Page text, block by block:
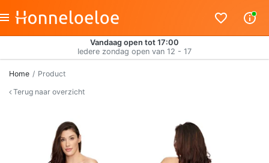
Vandaag open tot 17:00
Iedere zondag open van 12 - 17
Home
Product
Terug naar overzicht